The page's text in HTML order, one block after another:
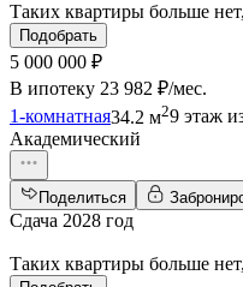
Таких квартиры больше
Подобрать
5 000 000 ₽
В ипотеку 23 982 ₽/мес.
1-комнатная34.2 м29 этаж
Академический
Поделиться
Сдача 2028 год
Таких квартиры больше